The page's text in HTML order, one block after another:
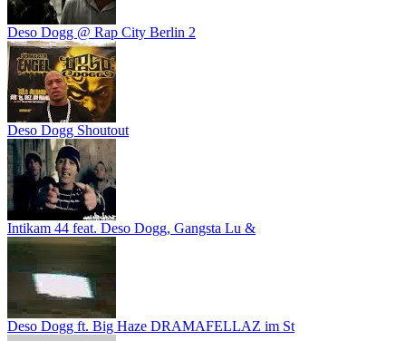
Deso Dogg @ Rap City Berlin 2
Deso Dogg Shoutout
Intikam 44 feat. Deso Dogg, Gangsta Lu &
Deso Dogg ft. Big Haze DRAMAFELLAZ im St